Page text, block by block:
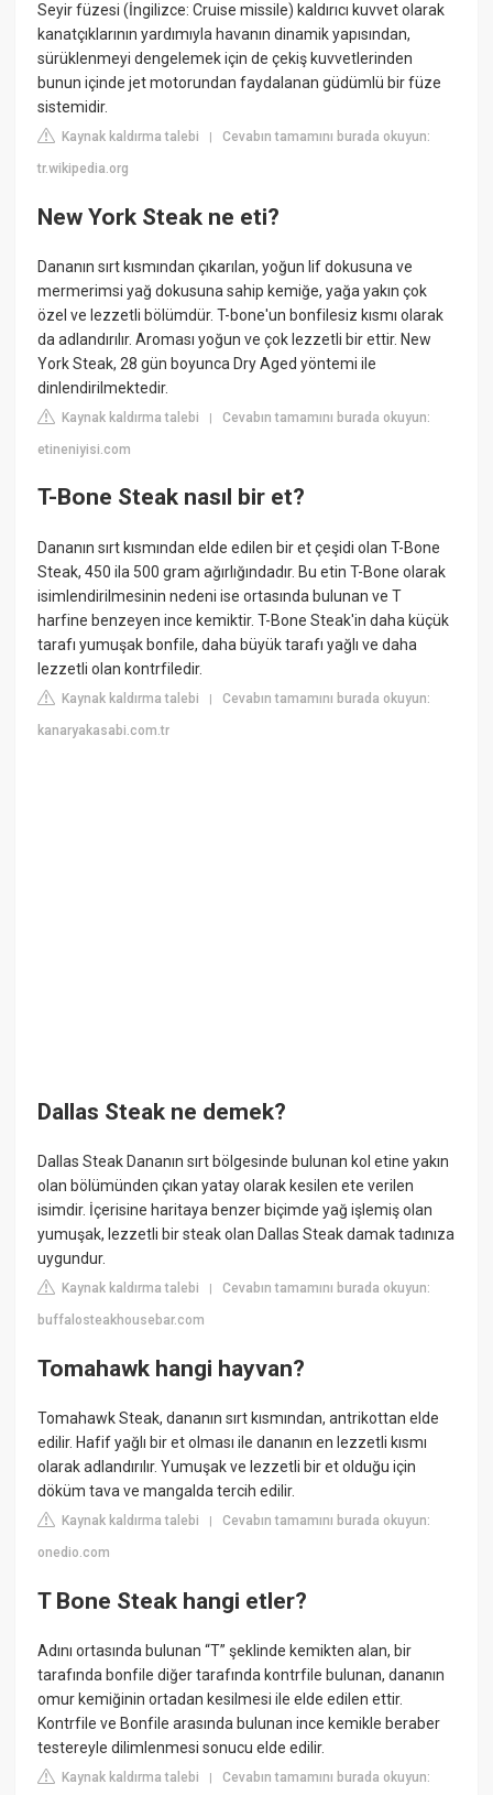
Seyir füzesi (İngilizce: Cruise missile) kaldırıcı kuvvet olarak
kanatçıklarının yardımıyla havanın dinamik yapısından,
sürüklenmeyi dengelemek için de çekiş kuvvetlerinden
bunun içinde jet motorundan faydalanan güdümlü bir füze
sistemidir.
Kaynak kaldırma talebi |Cevabın tamamını burada okuyun:
tr.wikipedia.org
New York Steak ne eti?
Dananın sırt kısmından çıkarılan, yoğun lif dokusuna ve
mermerimsi yağ dokusuna sahip kemiğe, yağa yakın çok
özel ve lezzetli bölümdür. T-bone'un bonfilesiz kısmı olarak
da adlandırılır. Aroması yoğun ve çok lezzetli bir ettir. New
York Steak, 28 gün boyunca Dry Aged yöntemi ile
dinlendirilmektedir.
Kaynak kaldırma talebi |Cevabın tamamını burada okuyun:
etineniyisi.com
T-Bone Steak nasıl bir et?
Dananın sırt kısmından elde edilen bir et çeşidi olan T-Bone
Steak, 450 ila 500 gram ağırlığındadır. Bu etin T-Bone olarak
isimlendirilmesinin nedeni ise ortasında bulunan ve T
harfine benzeyen ince kemiktir. T-Bone Steak'in daha küçük
tarafı yumuşak bonfile, daha büyük tarafı yağlı ve daha
lezzetli olan kontrfiledir.
Kaynak kaldırma talebi |Cevabın tamamını burada okuyun:
kanaryakasabi.com.tr
Dallas Steak ne demek?
Dallas Steak Dananın sırt bölgesinde bulunan kol etine yakın
olan bölümünden çıkan yatay olarak kesilen ete verilen
isimdir. İçerisine haritaya benzer biçimde yağ işlemiş olan
yumuşak, lezzetli bir steak olan Dallas Steak damak tadınıza
uygundur.
Kaynak kaldırma talebi |Cevabın tamamını burada okuyun:
buffalosteakhousebar.com
Tomahawk hangi hayvan?
Tomahawk Steak, dananın sırt kısmından, antrikottan elde
edilir. Hafif yağlı bir et olması ile dananın en lezzetli kısmı
olarak adlandırılır. Yumuşak ve lezzetli bir et olduğu için
döküm tava ve mangalda tercih edilir.
Kaynak kaldırma talebi |Cevabın tamamını burada okuyun:
onedio.com
T Bone Steak hangi etler?
Adını ortasında bulunan “T” şeklinde kemikten alan, bir
tarafında bonfile diğer tarafında kontrfile bulunan, dananın
omur kemiğinin ortadan kesilmesi ile elde edilen ettir.
Kontrfile ve Bonfile arasında bulunan ince kemikle beraber
testereyle dilimlenmesi sonucu elde edilir.
Kaynak kaldırma talebi |Cevabın tamamını burada okuyun: